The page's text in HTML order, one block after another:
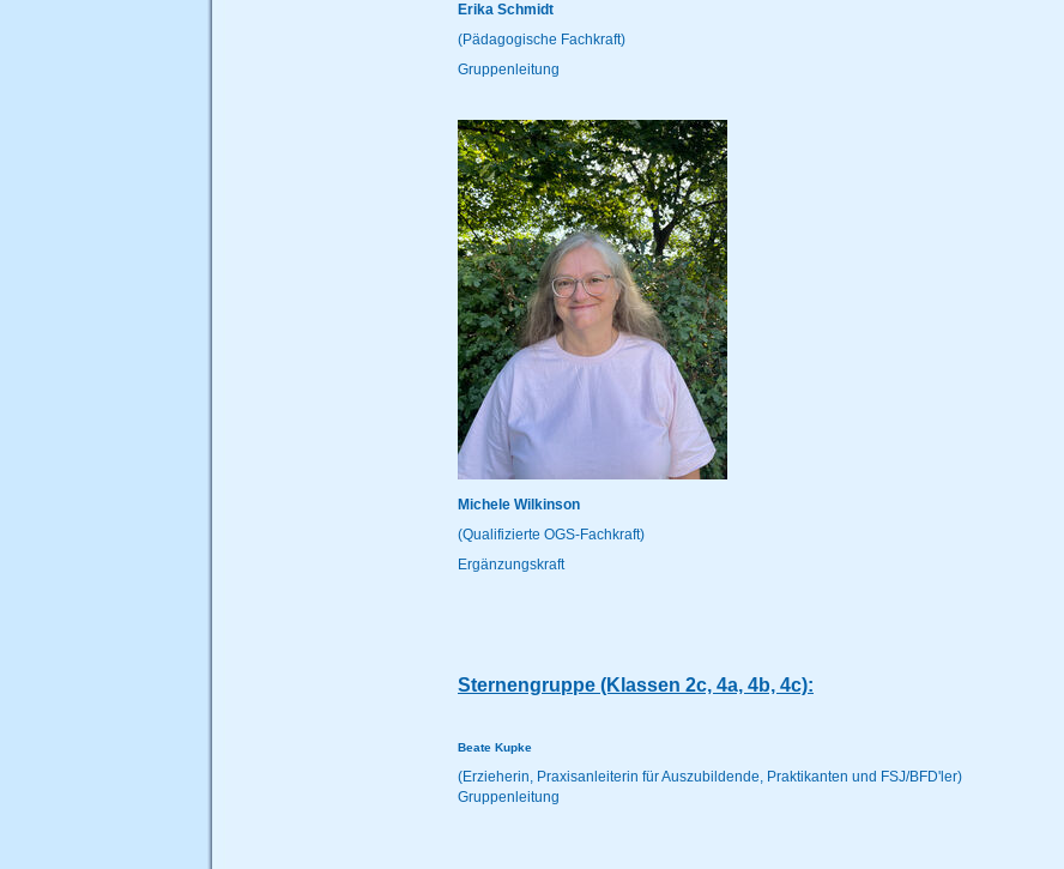
Erika Schmidt
(Pädagogische Fachkraft)
Gruppenleitung
Michele Wilkinson
(Qualifizierte OGS-Fachkraft)
Ergänzungskraft
Sternengruppe (Klassen 2c, 4a, 4b, 4c):
Beate Kupke
(Erzieherin, Praxisanleiterin für Auszubildende, Praktikanten und FSJ/BFD'ler)
Gruppenleitung